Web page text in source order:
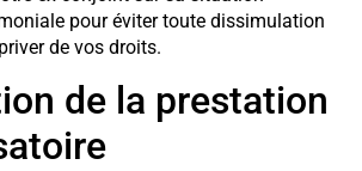
pour éviter toute dissimulation
de vos droits.
de la prestation